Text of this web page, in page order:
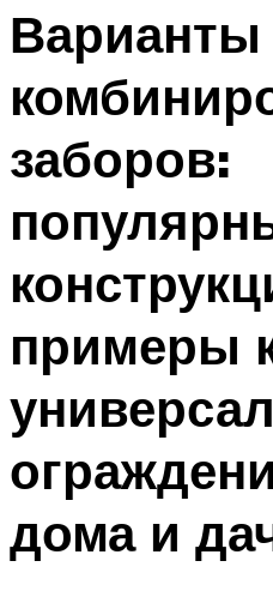
Варианты
заборов:
примеры
дома и